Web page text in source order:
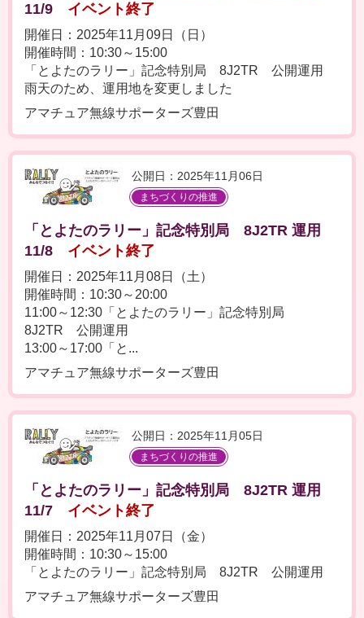
11/9
イベント終了
開催日：2025年11月09日（日）
開催時間：10:30～15:00
「とよたのラリー」記念特別局 8J2TR 公開運用
雨天のため、運用地を変更しました
アマチュア無線サポーターズ豊田
公開日：2025年11月06日
まちづくりの推進
「とよたのラリー」記念特別局 8J2TR 運用
11/8
イベント終了
開催日：2025年11月08日（土）
開催時間：10:30～20:00
11:00～12:30「とよたのラリー」記念特別局
8J2TR 公開運用
13:00～17:00「と...
アマチュア無線サポーターズ豊田
公開日：2025年11月05日
まちづくりの推進
「とよたのラリー」記念特別局 8J2TR 運用
11/7
イベント終了
開催日：2025年11月07日（金）
開催時間：10:30～15:00
「とよたのラリー」記念特別局 8J2TR 公開運用
アマチュア無線サポーターズ豊田